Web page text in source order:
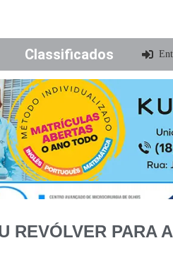
Classificados
REVÓLVER PARA